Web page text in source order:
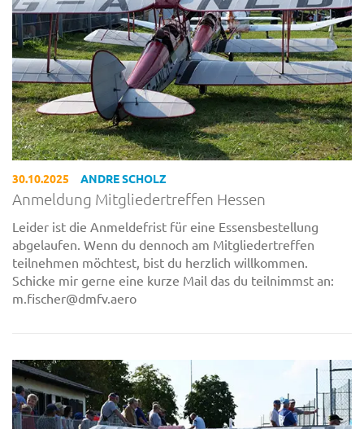
30.10.2025 ANDRE SCHOLZ
Anmeldung Mitgliedertreffen Hessen
Leider ist die Anmeldefrist für eine Essensbestellung
abgelaufen. Wenn du dennoch am Mitgliedertreffen
teilnehmen möchtest, bist du herzlich willkommen.
Schicke mir gerne eine kurze Mail das du teilnimmst an:
m.fischer@dmfv.aero